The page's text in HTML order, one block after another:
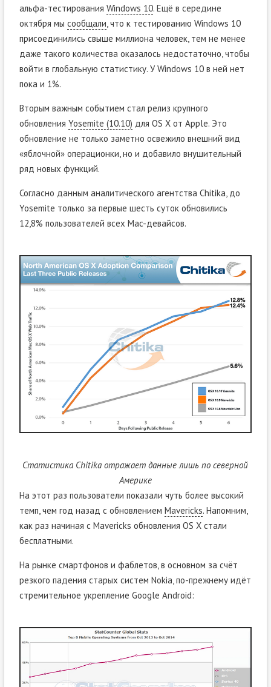
альфа-тестирования Windows 10. Ещё в середине
октября мы сообщали, что к тестированию Windows 10
присоединились свыше миллиона человек, тем не менее
даже такого количества оказалось недостаточно, чтобы
войти в глобальную статистику. У Windows 10 в ней нет
пока и 1%.
Вторым важным событием стал релиз крупного
обновления Yosemite (10.10) для OS X от Apple. Это
обновление не только заметно освежило внешний вид
«яблочной» операционки, но и добавило внушительный
ряд новых функций.
Согласно данным аналитического агентства Chitika, до
Yosemite только за первые шесть суток обновились
12,8% пользователей всех Mac-девайсов.
Статистика Chitika отражает данные лишь по северной
Америке
На этот раз пользователи показали чуть более высокий
темп, чем год назад с обновлением Mavericks. Напомним,
как раз начиная с Mavericks обновления OS X стали
бесплатными.
На рынке смартфонов и фаблетов, в основном за счёт
резкого падения старых систем Nokia, по-прежнему идёт
стремительное укрепление Google Android: